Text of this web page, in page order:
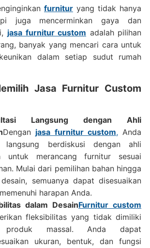
furnitur yang tidak hanya
juga mencerminkan gaya dan
jasa furnitur custom adalah pilihan
banyak yang mencari cara untuk
dalam setiap sudut rumah
Jasa Furnitur Custom
Langsung dengan Ahli
Dengan jasa furnitur custom,Anda
langsung berdiskusi dengan ahli
untuk merancang furnitur sesuai
Mulai dari pemilihan bahan hingga
semuanya dapat disesuaikan
harapan Anda.
dalam DesainFurnitur custom
fleksibilitas yang tidak dimiliki
massal. Anda dapat
ukuran, bentuk, dan fungsi